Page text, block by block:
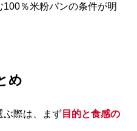
100％米粉パンの条件が明
め
ぶ際は、まず 目的と食感の